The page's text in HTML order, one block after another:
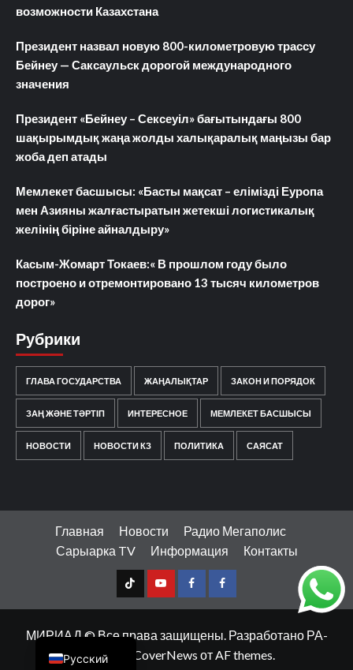
возможности Казахстана
Президент назвал новую 800-километровую трассу
Бейнеу — Саксаульск дорогой международного
значения
Президент «Бейнеу – Сексеуіл» бағытындағы 800
шақырымдық жаңа жолды халықаралық маңызы бар
жоба деп атады
Мемлекет басшысы: «Басты мақсат – елімізді Еуропа
мен Азияны жалғастыратын жетекші логистикалық
желінің біріне айналдыру»
Касым-Жомарт Токаев:« В прошлом году было
построено и отремонтировано 13 тысяч километров
дорог»
Рубрики
ГЛАВА ГОСУДАРСТВА ЖАҢАЛЫҚТАР ЗАКОН И ПОРЯДОК
ЗАҢ ЖӘНЕ ТӘРТІП ИНТЕРЕСНОЕ МЕМЛЕКЕТ БАСШЫСЫ
НОВОСТИ НОВОСТИ КЗ ПОЛИТИКА САЯСАТ
Главная Новости
Радио Мегаполис
Сарыарка TV
Информация Контакты
TT Youtube
FB1 FB2
МИРИАД © Все права защищены. Разработано РА-
МЕДИА
CoverNews от AF themes.
Русский
Қазақ тілі